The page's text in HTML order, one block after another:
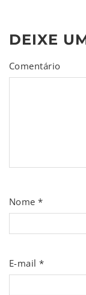
DEIXE
Comentário
Nome*
E-mail*